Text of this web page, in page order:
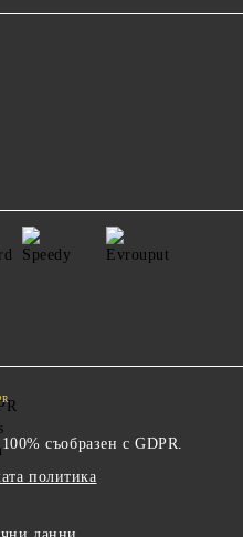
съобразен с GDPR.
политика